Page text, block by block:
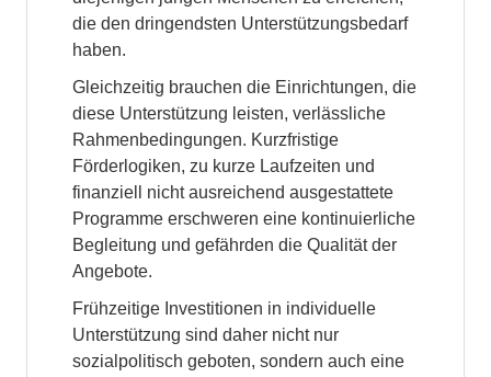
die den dringendsten Unterstützungsbedarf
haben.
Gleichzeitig brauchen die Einrichtungen, die
diese Unterstützung leisten, verlässliche
Rahmenbedingungen. Kurzfristige
Förderlogiken, zu kurze Laufzeiten und
finanziell nicht ausreichend ausgestattete
Programme erschweren eine kontinuierliche
Begleitung und gefährden die Qualität der
Angebote.
Frühzeitige Investitionen in individuelle
Unterstützung sind daher nicht nur
sozialpolitisch geboten, sondern auch eine